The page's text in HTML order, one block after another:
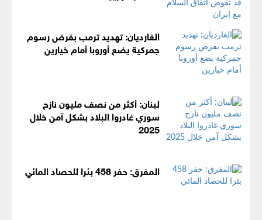
الغارديان: تهديد ترمب بفرض رسوم
جمركية يضع أوروبا أمام خيارين
لبنان: أكثر من نصف مليون نازح
سوري غادروا البلاد بشكل آمن خلال
2025
المفرق: حفر 458 بئرا للحصاد المائي